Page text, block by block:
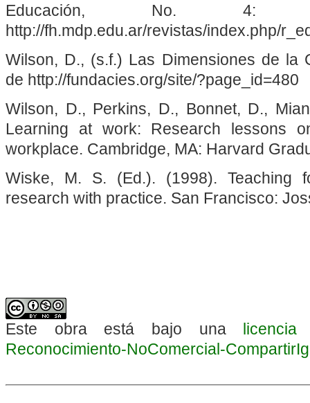
Educación, No.
http://fh.mdp.edu.ar/revistas/index.php/
Wilson, D., (s.f.) Las Dimensiones de la
de http://fundacies.org/site/?page_id=480
Wilson, D., Perkins, D., Bonnet, D.,
Learning at work: Research lessons
workplace. Cambridge, MA: Harvard
Wiske, M. S. (Ed.). (1998). Teaching
research with practice. San Francisco:
Este obra está bajo una
Reconocimiento-NoComercial-